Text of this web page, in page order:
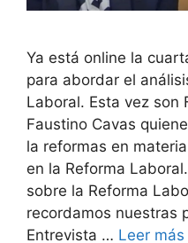
Ya está online la
para abordar el
Laboral. Esta vez son
Faustino Cavas
la reformas en
en la Reforma
sobre la Reforma
recordamos nuestras
Entrevista … Leer más